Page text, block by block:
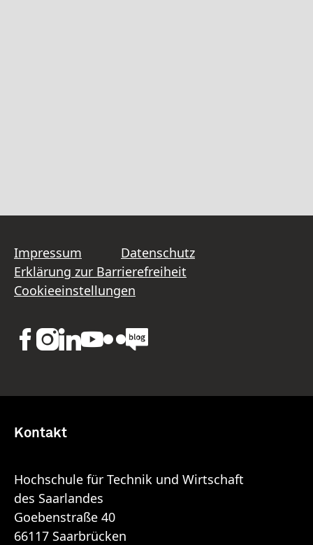
Impressum
Datenschutz
Erklärung zur Barrierefreiheit
Cookieeinstellungen
Kontakt
Hochschule für Technik und Wirtschaft
des Saarlandes
Goebenstraße 40
66117 Saarbrücken